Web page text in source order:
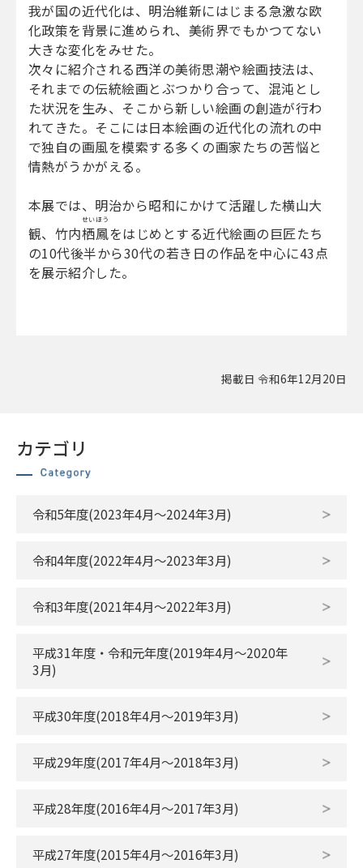
我が国の近代化は、明治維新にはじまる急激な欧
化政策を背景に進められ、美術界でもかつてない
大きな変化をみせた。
次々に紹介される西洋の美術思潮や絵画技法は、
それまでの伝統絵画とぶつかり合って、混沌とし
た状況を生み、そこから新しい絵画の創造が行わ
れてきた。そこには日本絵画の近代化の流れの中
で独自の画風を模索する多くの画家たちの苦悩と
情熱がうかがえる。
本展では、明治から昭和にかけて活躍した横山大
観、竹内栖鳳
せいほう
をはじめとする近代絵画の巨匠たち
の10代後半から30代の若き日の作品を中心に43点
を展示紹介した。
掲載日 令和6年12月20日
カテゴリ
令和5年度(2023年4月～2024年3月)
令和4年度(2022年4月～2023年3月)
令和3年度(2021年4月～2022年3月)
平成31年度・令和元年度(2019年4月〜2020年
3月)
平成30年度(2018年4月〜2019年3月)
平成29年度(2017年4月〜2018年3月)
平成28年度(2016年4月〜2017年3月)
平成27年度(2015年4月〜2016年3月)